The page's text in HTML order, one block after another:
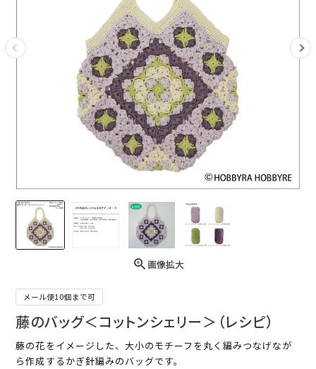
画像拡大
メール便10個まで可
藤のバッグ＜コットンシェリー＞（レシピ）
藤の花をイメージした、大小のモチーフを丸く編みつなげなが
ら作成するかぎ針編みのバッグです。